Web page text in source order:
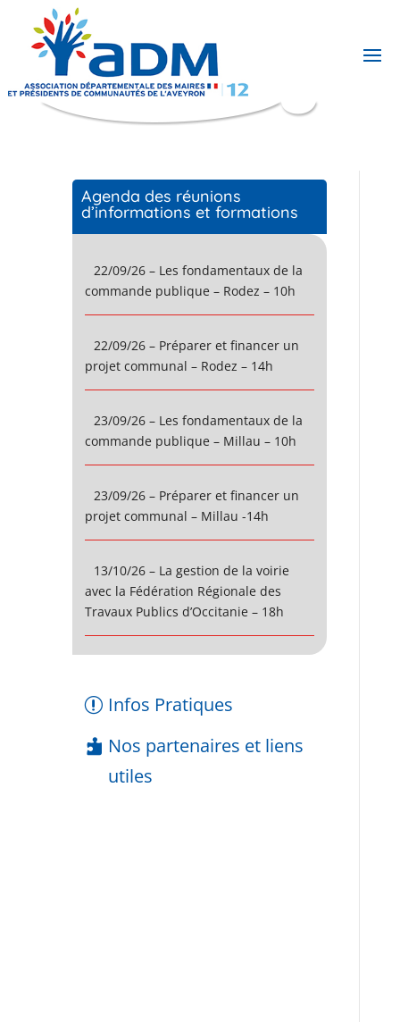
Agenda des réunions
d’informations et formations
22/09/26 – Les fondamentaux de la
commande publique – Rodez – 10h
22/09/26 – Préparer et financer un
projet communal – Rodez – 14h
23/09/26 – Les fondamentaux de la
commande publique – Millau – 10h
23/09/26 – Préparer et financer un
projet communal – Millau -14h
13/10/26 – La gestion de la voirie
avec la Fédération Régionale des
Travaux Publics d’Occitanie – 18h
Infos Pratiques
Nos partenaires et liens
utiles